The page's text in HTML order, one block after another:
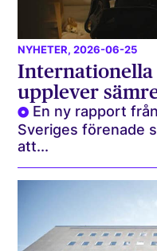
NYHETER, 2026-06-25
upplever
En ny rapport
Sveriges förenade
att...